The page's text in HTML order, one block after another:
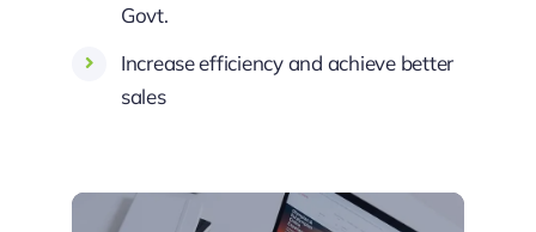
Govt.
Increase efficiency and achieve better
sales